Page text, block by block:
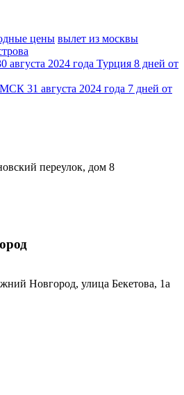
цены вылет из москвы
августа 2024 года Турция 8 дней от
31 августа 2024 года 7 дней от
переулок, дом 8
Новгород, улица Бекетова, 1а